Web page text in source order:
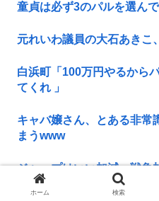
童貞は必ず3のパルを選ん
元れいわ議員の大石あきこ
白浜町「100万円やるから
てくれ 」
キャバ嬢さん、とある非常
まうwww
ジャップはいい加減、戦争
ホーム 検索